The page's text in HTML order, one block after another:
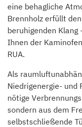
eine behagliche
Brennholz erfüllt
beruhigenden Klang
Ihnen der
RUA.
Als
Niedrigenergie- und
nötige
sondern aus dem
selbstschließende